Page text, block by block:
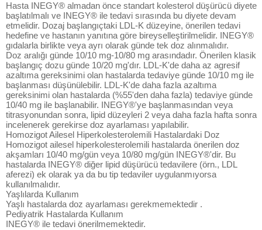
Hasta INEGY® almadan önce standart kolesterol düşürücü diyete
başlatılmalı ve INEGY® ile tedavi sırasında bu diyete devam
etmelidir. Dozaj başlangıçtaki LDL-K düzeyine, önerilen tedavi
hedefine ve hastanın yanıtına göre bireyselleştirilmelidir. INEGY®
gıdalarla birlikte veya ayrı olarak günde tek doz alınmalıdır.
Doz aralığı günde 10/10 mg-10/80 mg arasındadır. Önerilen klasik
başlangıç dozu günde 10/20 mg'dır. LDL-K'de daha az agresif
azaltıma gereksinimi olan hastalarda tedaviye günde 10/10 mg ile
başlanması düşünülebilir. LDL-K'de daha fazla azaltıma
gereksinimi olan hastalarda (%55'den daha fazla) tedaviye günde
10/40 mg ile başlanabilir. INEGY®'ye başlanmasından veya
titrasyonundan sonra, lipid düzeyleri 2 veya daha fazla hafta sonra
incelenerek gerekirse doz ayarlaması yapılabilir.
Homozigot Ailesel Hiperkolesterolemili Hastalardaki Doz
Homozigot ailesel hiperkolesterolemili hastalarda önerilen doz
akşamları 10/40 mg/gün veya 10/80 mg/gün INEGY®'dir. Bu
hastalarda INEGY® diğer lipid düşürücü tedavilere (örn., LDL
aferezi) ek olarak ya da bu tip tedaviler uygulanmıyorsa
kullanılmalıdır.
Yaşlılarda Kullanım
Yaşlı hastalarda doz ayarlaması gerekmemektedir .
Pediyatrik Hastalarda Kullanım
INEGY® ile tedavi önerilmemektedir.